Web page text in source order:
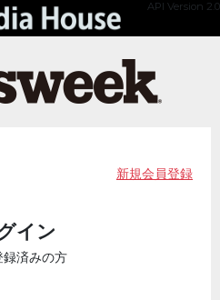
API Version 2.0
新規会員登録
イン
録済みの方